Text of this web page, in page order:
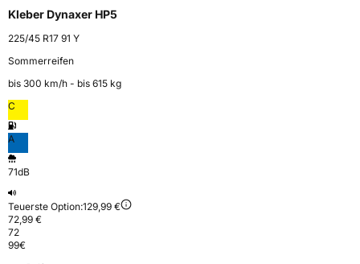
Kleber Dynaxer HP5
225/45 R17 91 Y
Sommerreifen
bis 300 km⁠/⁠h - bis 615 kg
C
A
71dB
Teuerste Option:129,99 €
72,99 €
72
99€